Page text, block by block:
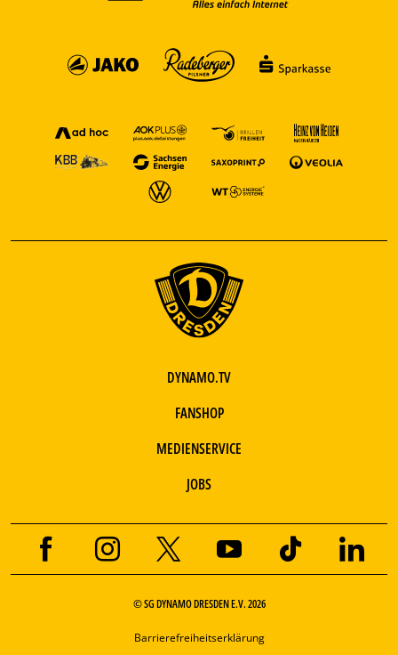
DYNAMO.TV
FANSHOP
MEDIENSERVICE
JOBS
© SG DYNAMO DRESDEN E.V. 2026
Barrierefreiheitserklärung